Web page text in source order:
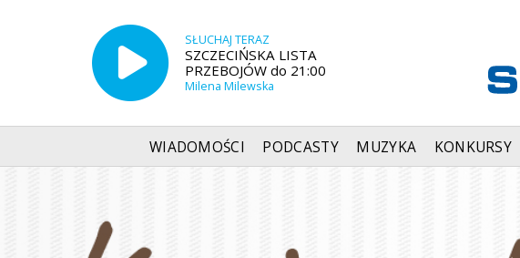
SŁUCHAJ TERAZ
SZCZECIŃSKA LISTA
PRZEBOJÓW do 21:00
Milena Milewska
WIADOMOŚCI PODCASTY MUZYKA KONKURSY